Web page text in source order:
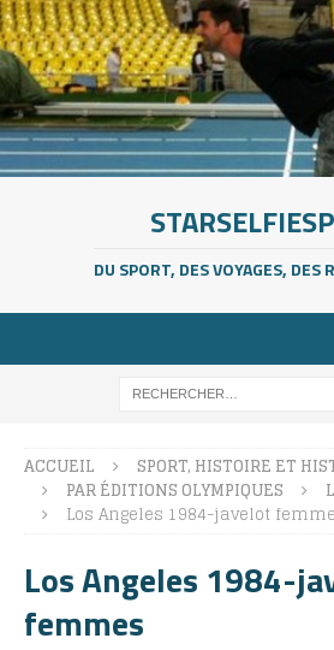
DU SPORT, DES VOYAGES, DES
ACCUEIL
SPORT, HISTOIRE ET
PAR ÉDITIONS OLYMPIQUES
Los Angeles 1984-javelot
Los Angeles 1984-
femmes